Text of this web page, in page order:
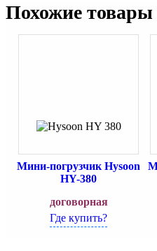
Похожие товары
Мини-погрузчик Hysoon
HY-380
договорная
Где купить?